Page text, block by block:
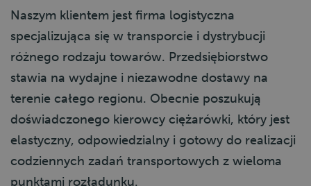
Naszym klientem jest firma logistyczna
specjalizująca się w transporcie i dystrybucji
różnego rodzaju towarów. Przedsiębiorstwo
stawia na wydajne i niezawodne dostawy na
terenie całego regionu. Obecnie poszukują
doświadczonego kierowcy ciężarówki, który jest
elastyczny, odpowiedzialny i gotowy do realizacji
codziennych zadań transportowych z wieloma
punktami rozładunku.